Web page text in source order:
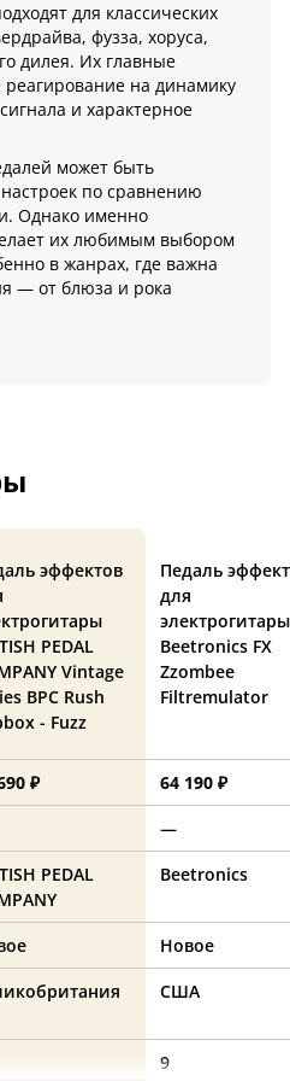
для классических
фузза, хорусa,
дилея. Их главные
на динамику
и характерное
может быть
по сравнению
Однако именно
их любимым выбором
в жанрах, где важна
— от блюза и рока
эффектов
PEDAL
Vintage
BPC Rush
- Fuzz
Педаль
для
электрогитары
Beetronics FX
Zzombee
Filtremulator
₽
64 190 ₽
—
PEDAL
Beetronics
Новое
США
9